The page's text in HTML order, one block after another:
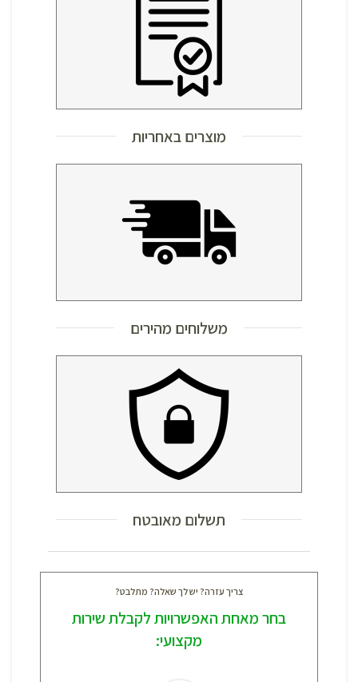
מוצרים באחריות
משלוחים מהירים
תשלום מאובטח
צריך עזרה? יש לך שאלה? מתלבט?
בחר מאחת האפשרויות לקבלת שירות
מקצועי: